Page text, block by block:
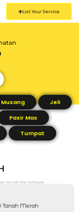
List Your Service
Musang
Jeli
Pasir Mas
Tumpat
kecuali iklan berbayar.
Tanah Merah